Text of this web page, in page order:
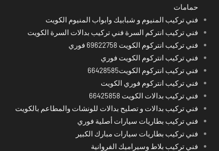
حمامات
فني تركيب المنيوم و شبابيك وابواب المنيوم الكويت
فني تركيب انتركم السرة فني تركيب بدالات السرة الكويت
فني تركيب انتركوم الكويت 69622758 فوري
فني تركيب انتركوم الكويت فوري
فني تركيب انتركوم الكويت66428585
فني تركيب انتركوم فوري الكويت
فني تركيب بدالات الكويت 66425858
فني تركيب بدالات و تصليح بدالات للونشات والمطاعم بالكويت
فني تركيب بطاريات سيارات أصلية فوري
فني تركيب بطاريات سيارات مبارك الكبير
فني تركيب بلاط وسيراميك الفروانية